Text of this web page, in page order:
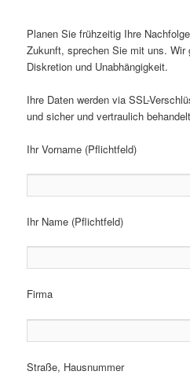
Planen Sie frühzeitig Ihre
Zukunft, sprechen Sie mit uns. Wir
Diskretion und Unabhängigkeit.
Ihre Daten werden via SSL-
und sicher und vertraulich
Ihr Vorname (Pflichtfeld)
Ihr Name (Pflichtfeld)
Firma
Straße, Hausnummer